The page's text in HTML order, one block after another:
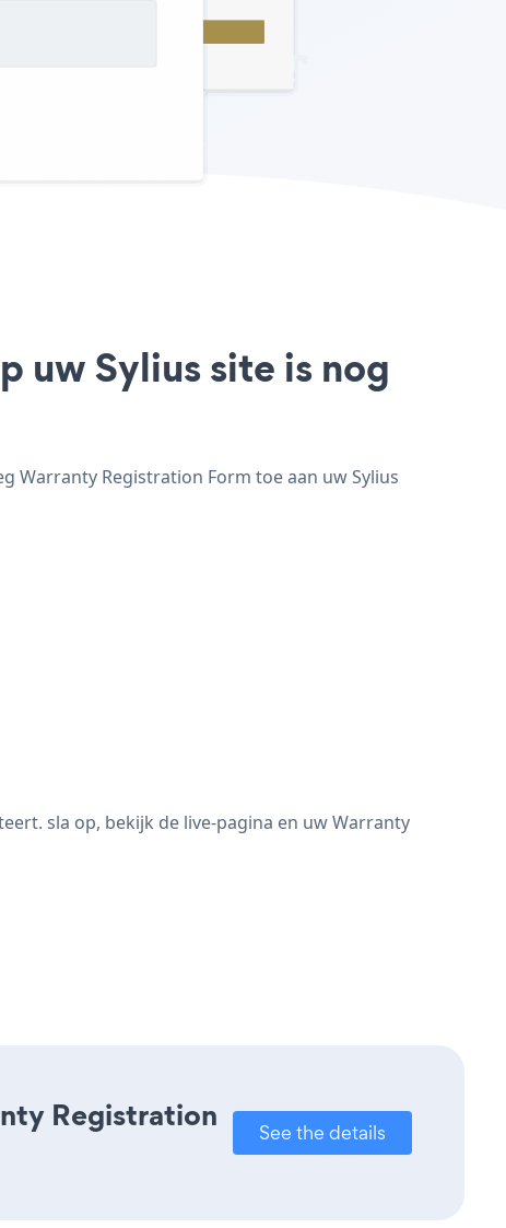
uw Sylius site is nog
Warranty Registration Form toe aan uw Sylius
sla op, bekijk de live-pagina en uw Warranty
Registration
See the details